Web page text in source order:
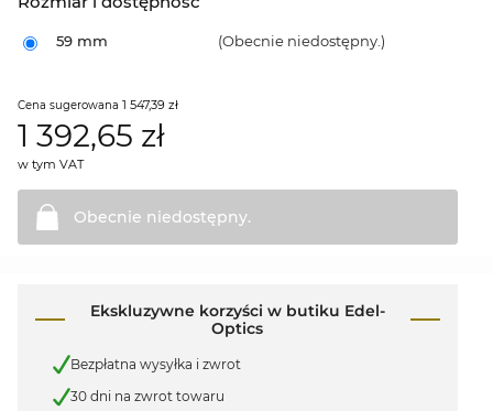
59 mm (Obecnie niedostępny.)
Cena sugerowana 1 547,39 zł
1 392,65 zł
w tym VAT
Obecnie niedostępny.
Ekskluzywne korzyści w butiku Edel-
Optics
Bezpłatna wysyłka i zwrot
30 dni na zwrot towaru